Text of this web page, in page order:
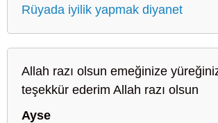
Rüyada iyilik yapmak diyanet
Allah razı olsun emeğinize
teşekkür ederim Allah razı olsun
Ayse